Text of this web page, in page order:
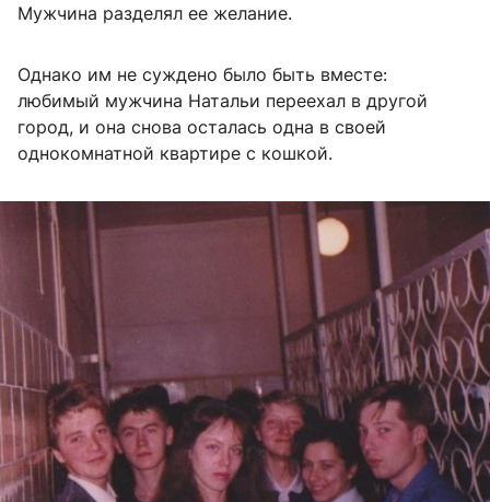
Мужчина разделял ее желание.
Однако им не суждено было быть вместе:
любимый мужчина Натальи переехал в другой
город, и она снова осталась одна в своей
однокомнатной квартире с кошкой.